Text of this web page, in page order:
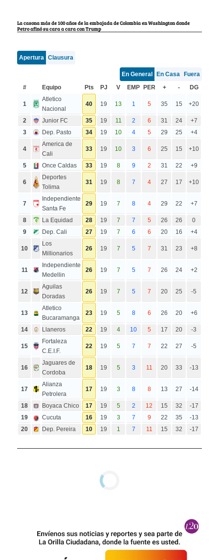
La casona más de 100 años de la embajada de Colombia en Washington donde
Petro afinó su cara a cara con Trump
Apertura Clausura
En General En Casa
Fuera
#
Equipo Pts PJ V EMP PER + - DG
1
Atletico
Nacional
40 19 13 1 5 35 15 +20
2 Junior FC 35 19 11 2 6 31 24
+7
3
Dep. Pasto 34 19 10 4 5 29 25 +4
4
America de
Cali
33 19 10 3 6 25 15 +10
5 Once Caldas 33 19 8 9 2 31 22 +9
6
Deportes
Tolima
31 19 8 7 4 27 17 +10
7
Independiente
Santa Fe
29 19 7 8 4 29 22 +7
8 La Equidad 28 19 7 7 5 26 26
0
9
Dep. Cali 27 19 7 6 6 20 16 +4
10
Los
Millionarios
26 19 7 5 7 31 23 +8
11
Independiente
Medellin
26 19 7 5 7 26 24 +2
12
Aguilas
Doradas
26 19 7 5 7 20 25 -5
13
Atletico
Bucaramanga
23 19 5 8 6 26 20 +6
14 Llaneros 22 19 4 10 5 17 20 -3
15
Fortaleza
C.E.I.F.
22 19 5 7 7 22 27 -5
16
Jaguares de
Cordoba
18 19 5 3 11 20 33 -13
17
Alianza
Petrolera
17 19 3 8 8 13 27 -14
18 Boyaca Chico 17 19 5 2 12 15 32
-17
19
Cucuta 16 19 3 7 9 22 35
-13
20
Dep. Pereira 10 19 1 7 11 15 32 -17